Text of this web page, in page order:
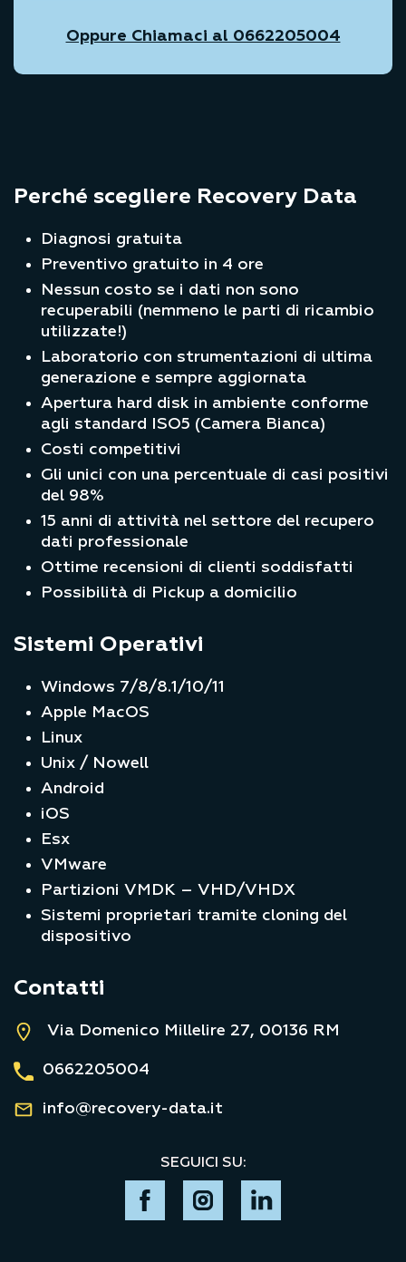
Oppure Chiamaci al 0662205004
Perché scegliere Recovery Data
Diagnosi gratuita
Preventivo gratuito in 4 ore
Nessun costo se i dati non sono
recuperabili (nemmeno le parti di ricambio
utilizzate!)
Laboratorio con strumentazioni di ultima
generazione e sempre aggiornata
Apertura hard disk in ambiente conforme
agli standard ISO5 (Camera Bianca)
Costi competitivi
Gli unici con una percentuale di casi positivi
del 98%
15 anni di attività nel settore del recupero
dati professionale
Ottime recensioni di clienti soddisfatti
Possibilità di Pickup a domicilio
Sistemi Operativi
Windows 7/8/8.1/10/11
Apple MacOS
Linux
Unix / Nowell
Android
iOS
Esx
VMware
Partizioni VMDK – VHD/VHDX
Sistemi proprietari tramite cloning del
dispositivo
Contatti
Via Domenico Millelire 27, 00136 RM
0662205004
info@recovery-data.it
SEGUICI SU: